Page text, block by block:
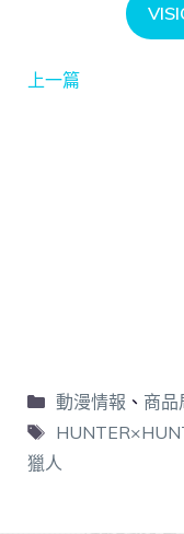
上一篇
動漫情報 、 商品
獵人